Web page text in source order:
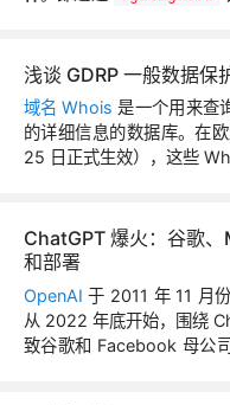
浅谈 GDRP 一般数据
域名 Whois 是一个用来查
的详细信息的数据库。在
25 日正式生效），这些
ChatGPT 爆火：谷歌
和部署
OpenAI 于 2011 年 11 月
从 2022 年底开始，围绕
致谷歌和 Facebook 母公